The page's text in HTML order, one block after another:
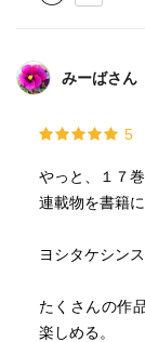
話が複数有り
なしなのか！
『ただ、ひと
にございませ
漫画の原作が
が、最近の
ば、私はこの
みーばさん
5
やっと、１７巻
連載物を書籍
ヨシタケシン
たくさんの作
楽しめる。